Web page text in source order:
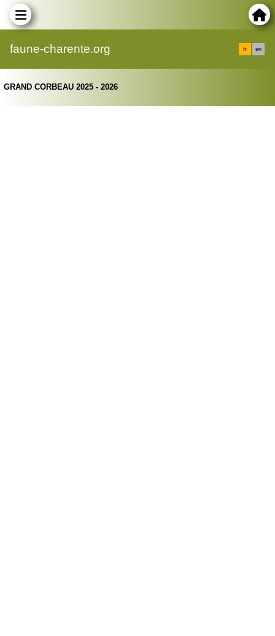
faune-charente.org fr en
GRAND CORBEAU 2025 - 2026